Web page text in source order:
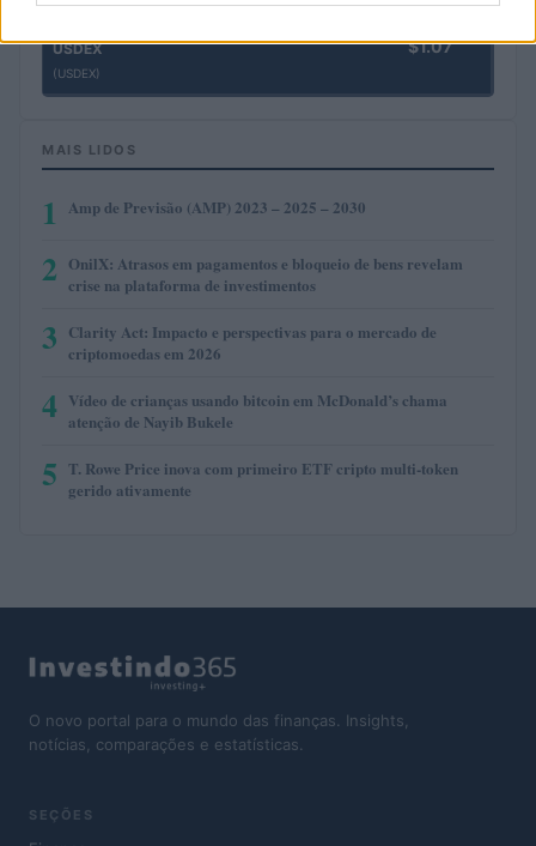
USDEX
(USDEX)
$1.07
MAIS LIDOS
1 Amp de Previsão (AMP) 2023 – 2025 – 2030
2 OnilX: Atrasos em pagamentos e bloqueio de bens revelam
crise na plataforma de investimentos
3 Clarity Act: Impacto e perspectivas para o mercado de
criptomoedas em 2026
4 Vídeo de crianças usando bitcoin em McDonald’s chama
atenção de Nayib Bukele
5 T. Rowe Price inova com primeiro ETF cripto multi-token
gerido ativamente
O novo portal para o mundo das finanças. Insights,
notícias, comparações e estatísticas.
SEÇÕES